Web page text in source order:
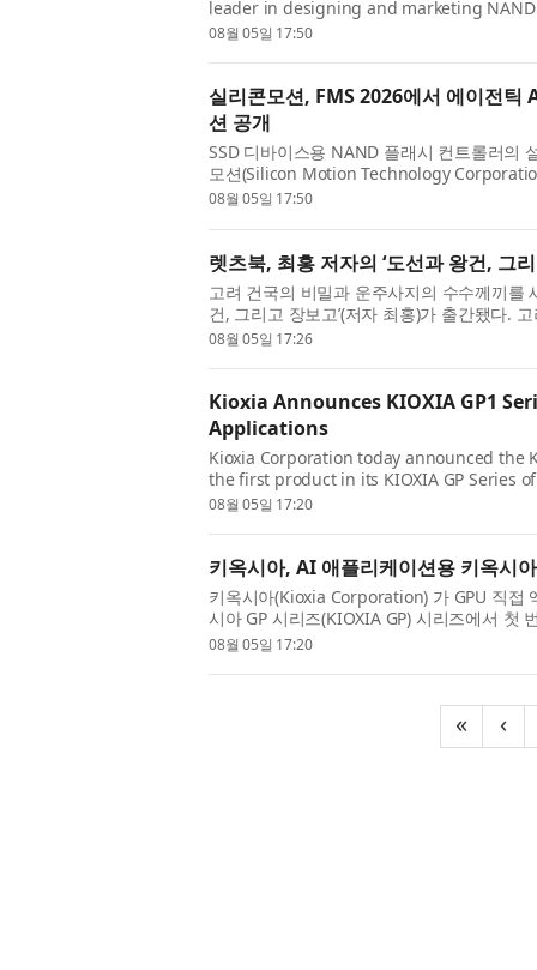
leader in designing and marketing
devices, today announced it will
08월 05일 17:50
실리콘모션, FMS 2026에서 에이전틱
션 공개
SSD 디바이스용 NAND 플래시 컨트롤러의
모션(Silicon Motion Technology
캘리포니아 산타클라라에서 개최된
08월 05일 17:50
렛츠북, 최홍 저자의 ‘도선과 왕건, 그
고려 건국의 비밀과 운주사지의 수수께끼를
건, 그리고 장보고’(저자 최홍)가 출간됐다.
게 밝혀지지 않았을까? 도선국사는 왜 왕건
08월 05일 17:26
Kioxia Announces KIOXIA GP1
Applications
Kioxia Corporation today announced the
the first product in its KIOXIA GP Series
direct access. Building on the KIOXIA
08월 05일 17:20
키옥시아, AI 애플리케이션용 키옥시
키옥시아(Kioxia Corporation) 가 GPU 직접
시아 GP 시리즈(KIOXIA GP) 시리즈에서 첫
PCIe® 6.0 NVMe™ SSD를 발표했다. 올해
08월 05일 17:20
« ‹